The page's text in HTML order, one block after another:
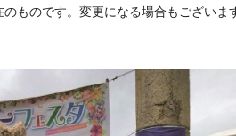
ものです。変更になる場合もございま